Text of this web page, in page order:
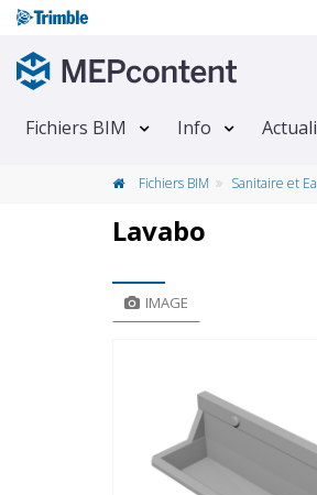
Fichiers BIM Info
Fichiers BIM Sanitaire et
Lavabo
IMAGE